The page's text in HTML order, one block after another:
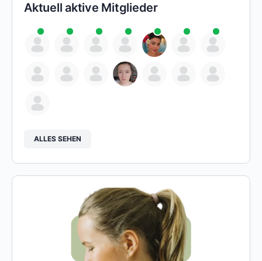
Aktuell aktive Mitglieder
ALLES SEHEN